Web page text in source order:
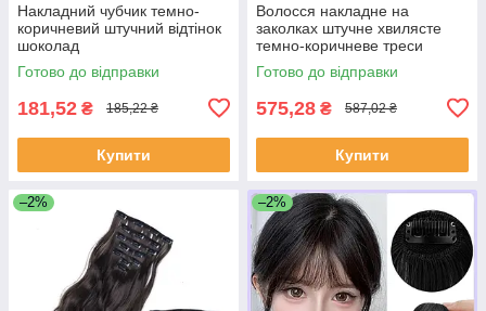
Накладний чубчик темно-
коричневий штучний відтінок
шоколад
Готово до відправки
181,52 ₴ 185,22 ₴
Купити
Волосся накладне на
заколках штучне хвилясте
темно-коричневе треси
(5ZAK-WT-broun)
Готово до відправки
575,28 ₴ 587,02 ₴
Купити
–2% –2%